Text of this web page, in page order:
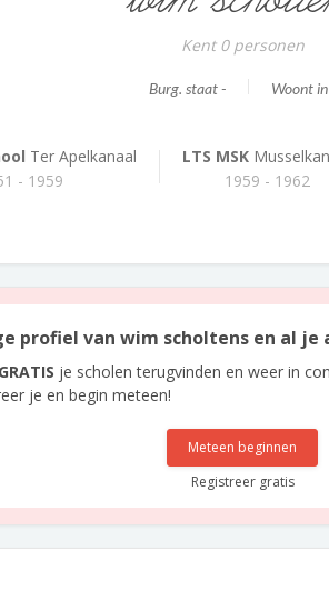
Kent 0 personen
Burg. staat - Woont
Ter Apelkanaal
- 1959
LTS MSK
1959 - 1962
profiel van wim scholtens en al je
GRATIS je scholen terugvinden en weer in
je en begin meteen!
Meteen beginnen
Registreer gratis